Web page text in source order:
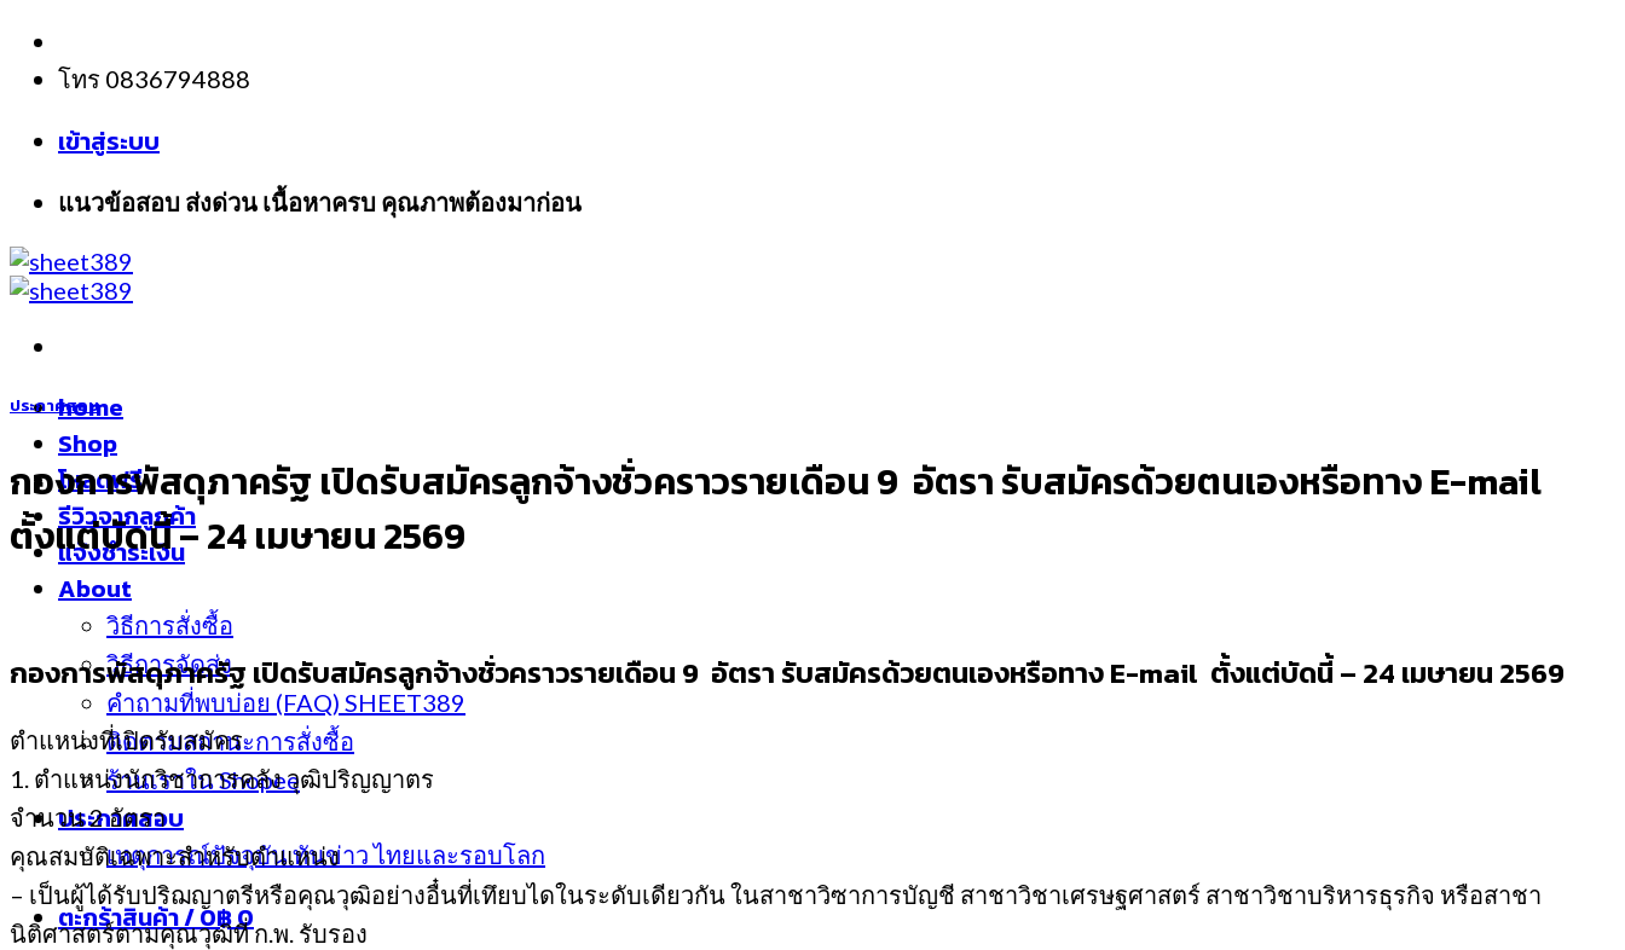
Skip
content
โทร 0836794888
เข้าสู่ระบบ
แนวข้อสอบ ส่งด่วน เนื้อหาครบ คุณภาพต้องมาก่อน
home
Shop
โหลดฟรี
รีวิวจากลูกค้า
แจ้งชำระเงิน
About
วิธีการสั่งซื้อ
วิธีการจัดส่ง
คำถามที่พบบ่อย (FAQ) SHEET389
ติดตามสถานะการสั่งซื้อ
ร้านเราใน Shopee
ประกาศสอบ
เหตุการณ์ปัจจุบัน ทันข่าว ไทยและรอบโลก
ตะกร้าสินค้า /0฿0
ประกาศสอบ
กองการพัสดุภาครัฐ เปิดรับสมัครลูกจ้างชั่วคราวรายเดือน 9 อัตรา รับสมัครด้วยตนเองหรือทาง E-mail
ตั้งแต่บัดนี้ – 24 เมษายน 2569
กองการพัสดุภาครัฐ เปิดรับสมัครลูกจ้างชั่วคราวรายเดือน 9 อัตรา รับสมัครด้วยตนเองหรือทาง E-mail ตั้งแต่บัดนี้ – 24 เมษายน 2569
ตำแหน่งที่เปิดรับสมัคร
1. ตำแหน่งนักวิชาการคลัง วุฒิปริญญาตร
จำนวน 2 อัตรา
คุณสมบัติเฉพาะสำหรับตำแหน่ง
– เป็นผู้ได้รับปริฌญาตรีหรือคุณวุฒิอย่างอื๋นที่เทึยบไดในระดับเดียวกัน ในสาชาวิซาการบัญชี สาชาวิชาเศรษฐศาสตร์ สาชาวิชาบริหารธุรกิจ หรือสาชา
นิติศาสตร์ตามคุณวุฒิที่ ก.พ. รับรอง